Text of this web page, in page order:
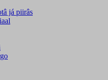
já piirâs